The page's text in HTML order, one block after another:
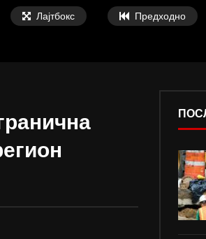
Лајтбокс Предходно
Тодоров: Компромис не е дали постои